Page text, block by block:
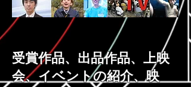
受賞作品、​出品作品、上映
会、イベントの紹介、映